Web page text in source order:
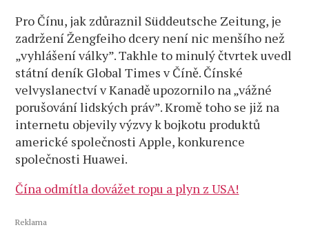
Pro Čínu, jak zdůraznil Süddeutsche Zeitung, je
zadržení Žengfeiho dcery není nic menšího než
„vyhlášení války”. Takhle to minulý čtvrtek uvedl
státní deník Global Times v Číně. Čínské
velvyslanectví v Kanadě upozornilo na „vážné
porušování lidských práv”. Kromě toho se již na
internetu objevily výzvy k bojkotu produktů
americké společnosti Apple, konkurence
společnosti Huawei.
Čína odmítla dovážet ropu a plyn z USA!
Reklama